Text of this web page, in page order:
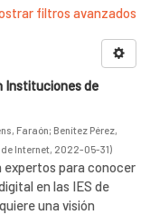
filtros avanzados
Instituciones de
Faraón; Benítez Pérez,
Internet, 2022-05-31)
expertos para conocer
en las IES de
una visión